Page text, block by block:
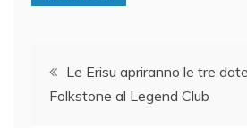
Post
navigation
Le Erisu apriranno le tre
Folkstone al Legend Club